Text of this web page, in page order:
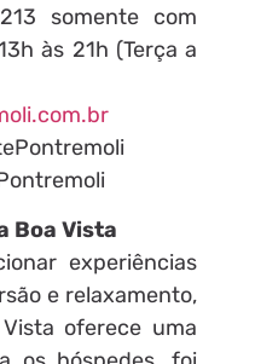
somente com
às 21h (Terça a
Boa Vista
experiências
e relaxamento,
oferece uma